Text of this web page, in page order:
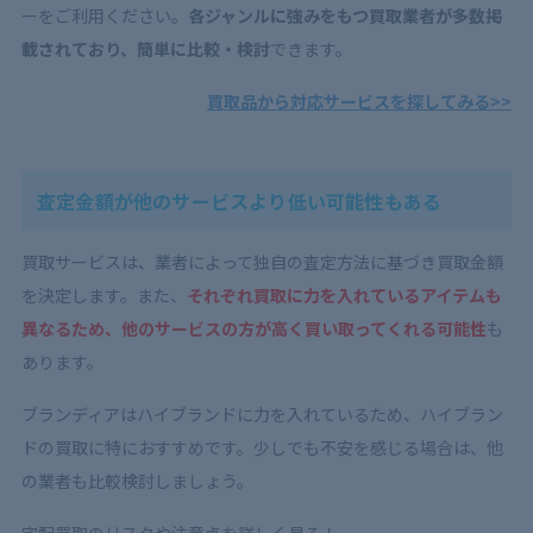
ーをご利用ください。 各ジャンルに強みをもつ買取業者が多数掲
載されており、簡単に比較・検討できます。
買取品から対応サービスを探してみる>>
査定金額が他のサービスより低い可能性もある
買取サービスは、業者によって独自の査定方法に基づき買取金額
を決定します。また、 それぞれ買取に力を入れているアイテムも
異なるため、他のサービスの方が高く買い取ってくれる可能性も
あります。
ブランディアはハイブランドに力を入れているため、ハイブラン
ドの買取に特におすすめです。少しでも不安を感じる場合は、他
の業者も比較検討しましょう。